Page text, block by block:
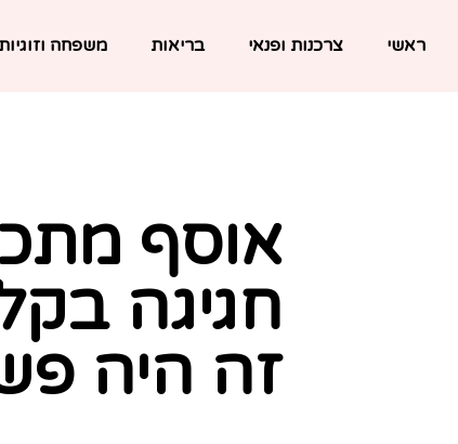
ראשי צרכנות ופנאי בריאות משפחה וזוגיות
אוסף
חגיגה
זה היה